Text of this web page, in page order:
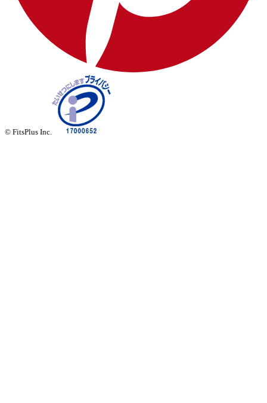
© FitsPlus Inc.